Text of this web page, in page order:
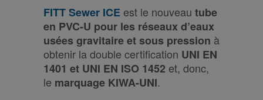
FITT Sewer ICE est le nouveau tube
en PVC-U pour les réseaux d’eaux
usées gravitaire et sous pression à
obtenir la double certification UNI EN
1401 et UNI EN ISO 1452 et, donc,
le marquage KIWA-UNI.